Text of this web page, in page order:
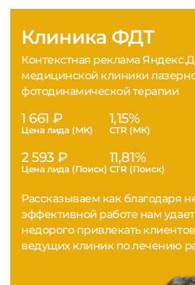
Клиника ФДТ
Контекстная реклама
медицинской клиники
фотодинамической терапии
1 661 ₽
Цена лида (МК)
1,15%
CTR (МК)
2 593 ₽
Цена лида (Поиск)
11,81%
CTR (Поиск)
Рассказываем как благодаря
эффективной работе нам
недорого привлекать
ведущих клиник по лечению